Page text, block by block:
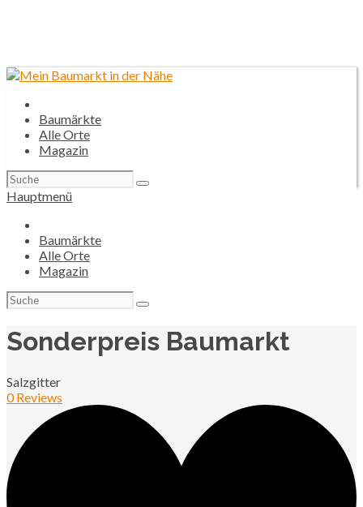
Baumärkte
Alle Orte
Magazin
Suchen
nach:
Hauptmenü
Baumärkte
Alle Orte
Magazin
Suchen
nach:
Sonderpreis Baumarkt
Salzgitter
0 Reviews